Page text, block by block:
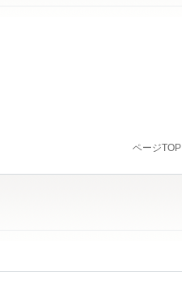
ページTOP